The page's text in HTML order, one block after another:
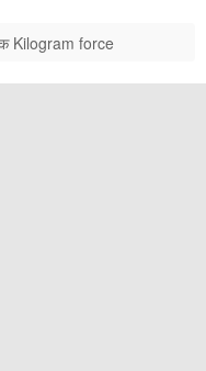
Kilogram force